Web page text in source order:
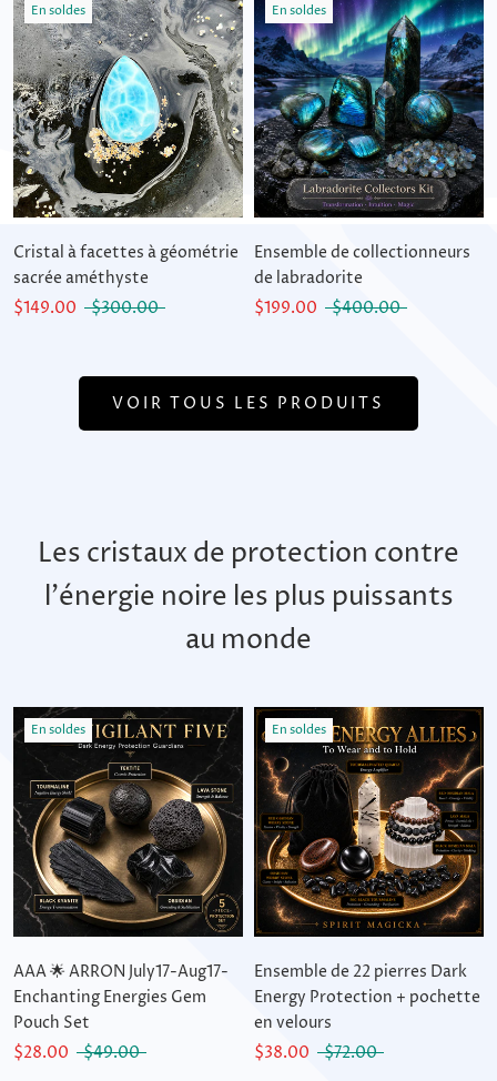
En soldes
Cristal à facettes à géométrie
sacrée améthyste
$149.00
$300.00
En soldes
Ensemble de collectionneurs
de labradorite
$199.00
$400.00
VOIR TOUS LES PRODUITS
Les cristaux de protection contre
l'énergie noire les plus puissants
au monde
En soldes
AAA 🌟 ARRON July17-Aug17-
Enchanting Energies Gem
Pouch Set
$28.00
$49.00
En soldes
Ensemble de 22 pierres Dark
Energy Protection + pochette
en velours
$38.00
$72.00